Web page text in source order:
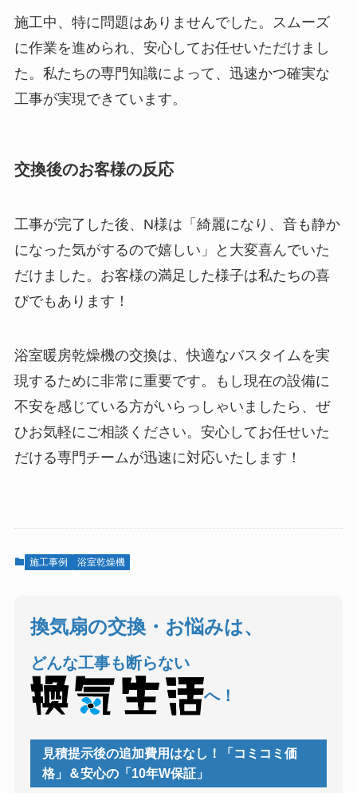
施工中、特に問題はありませんでした。スムーズ
に作業を進められ、安心してお任せいただけまし
た。私たちの専門知識によって、迅速かつ確実な
工事が実現できています。
交換後のお客様の反応
工事が完了した後、N様は「綺麗になり、音も静か
になった気がするので嬉しい」と大変喜んでいた
だけました。お客様の満足した様子は私たちの喜
びでもあります！
浴室暖房乾燥機の交換は、快適なバスタイムを実
現するために非常に重要です。もし現在の設備に
不安を感じている方がいらっしゃいましたら、ぜ
ひお気軽にご相談ください。安心してお任せいた
だける専門チームが迅速に対応いたします！
施工事例 浴室乾燥機
換気扇の交換・お悩みは、
どんな工事も断らない
へ！
見積提示後の追加費用はなし！「コミコミ価
格」＆安心の「10年W保証」